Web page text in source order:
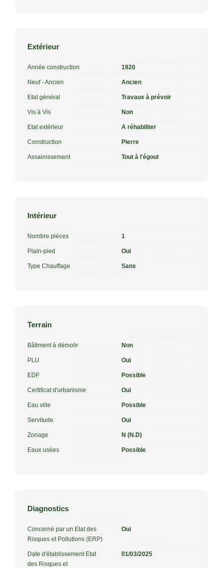
Extérieur
Année construction 1920
Neuf - Ancien Ancien
Etat général Travaux à prévoir
Vis à Vis Non
Etat extérieur A réhabiliter
Construction Pierre
Assainissement Tout à l'égout
Intérieur
Nombre pièces 1
Plain-pied Oui
Type Chauffage Sans
Terrain
Bâtiment à démolir Non
PLU Oui
EDF Possible
Certificat d'urbanisme Oui
Eau ville Possible
Servitude Oui
Zonage N (N.D)
Eaux usées Possible
Diagnostics
Concerné par un Etat des
Risques et Pollutions (ERP)
Oui
Date d'établissement Etat
des Risques et
01/03/2025